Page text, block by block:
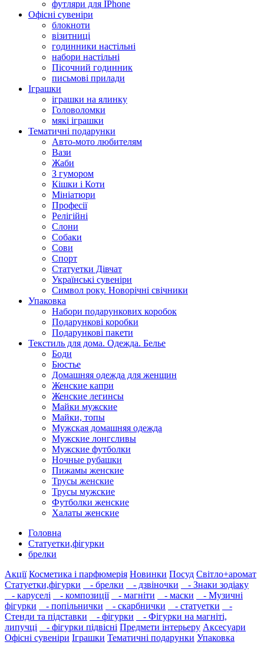
футляри для IPhone
Офісні сувеніри
блокноти
візитниці
годинники настільні
набори настільні
Пісочний годинник
письмові прилади
Іграшки
іграшки на ялинку
Головоломки
мякі іграшки
Тематичні подарунки
Авто-мото любителям
Вази
Жаби
З гумором
Кішки і Коти
Мініатюри
Професії
Релігійні
Слони
Собаки
Сови
Спорт
Статуетки Дівчат
Українські сувеніри
Символ року. Новорічні свічники
Упаковка
Набори подарункових коробок
Подарункові коробки
Подарункові пакети
Текстиль для дома. Одежда. Белье
Боди
Бюстье
Домашняя одежда для женщин
Женские капри
Женские легинсы
Майки мужские
Майки, топы
Мужская домашняя одежда
Мужские лонгсливы
Мужские футболки
Ночные рубашки
Пижамы женские
Трусы женские
Трусы мужские
Футболки женские
Халаты женские
Головна
Статуетки,фігурки
брелки
Акції Косметика і парфюмерія Новинки Посуд Світло+аромат
Статуетки,фігурки
- брелки - дзвіночки
- Знаки зодіаку
- каруселі
- композиції - магніти - маски
- Музичні
фігурки
- попільнички - скарбнички - статуетки
-
Стенди та підставки
- фігурки
- Фігурки на магніті,
липучці
- фігурки підвісні Предмети інтерьеру Аксесуари
Офісні сувеніри Іграшки Тематичні подарунки Упаковка